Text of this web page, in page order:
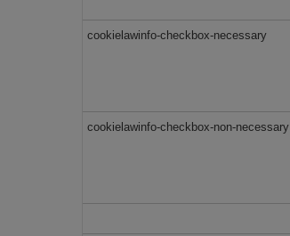
cookielawinfo-checkbox-necessary
cookielawinfo-checkbox-non-necessary